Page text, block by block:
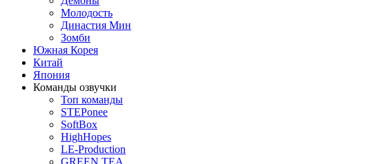
Молодость
Династия Мин
Зомби
Южная Корея
Китай
Япония
Команды озвучки
Топ команды
STEPonee
SoftBox
HighHopes
LE-Production
GREEN TEA